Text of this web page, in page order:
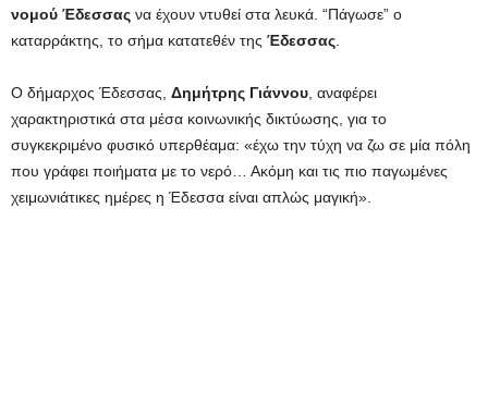
νομού Έδεσσας να έχουν ντυθεί στα λευκά. “Πάγωσε” ο
καταρράκτης, το σήμα κατατεθέν της Έδεσσας
O δήμαρχος Έδεσσας, Δημήτρης Γιάννου , αναφέρει
χαρακτηριστικά στα μέσα κοινωνικής δικτύωσης, για το
συγκεκριμένο φυσικό υπερθέαμα: «έχω την τύχη να ζω σε μία πόλη
που γράφει ποιήματα με το νερό… Ακόμη και τις πιο παγωμένες
χειμωνιάτικες ημέρες η Έδεσσα είναι απλώς μαγική».